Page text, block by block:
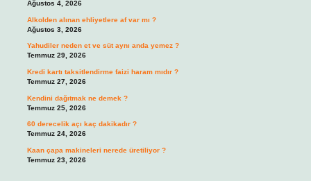
Ağustos 4, 2026
Alkolden alınan ehliyetlere af var mı ?
Ağustos 3, 2026
Yahudiler neden et ve süt aynı anda yemez ?
Temmuz 29, 2026
Kredi kartı taksitlendirme faizi haram mıdır ?
Temmuz 27, 2026
Kendini dağıtmak ne demek ?
Temmuz 25, 2026
60 derecelik açı kaç dakikadır ?
Temmuz 24, 2026
Kaan çapa makineleri nerede üretiliyor ?
Temmuz 23, 2026